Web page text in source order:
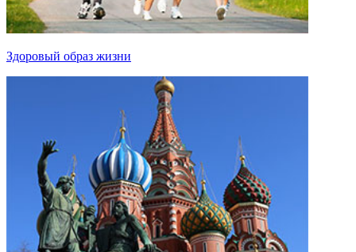
Здоровый образ жизни